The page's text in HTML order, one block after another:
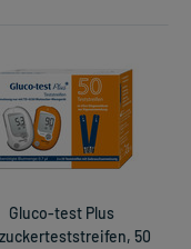
Gluco-test Plus
50